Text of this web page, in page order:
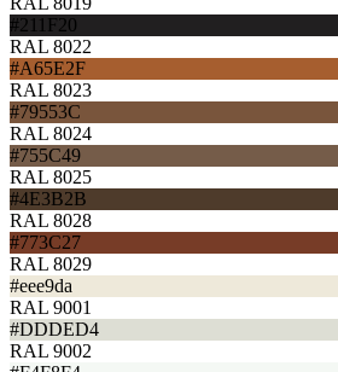
#211F20
RAL 8022
#A65E2F
RAL 8023
#79553C
RAL 8024
#755C49
RAL 8025
#4E3B2B
RAL 8028
#773C27
RAL 8029
#eee9da
RAL 9001
#DDDED4
RAL 9002